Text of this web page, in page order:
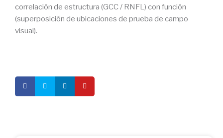
correlación de estructura (GCC / RNFL) con función
(superposición de ubicaciones de prueba de campo
visual).